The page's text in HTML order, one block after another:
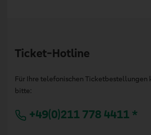
Ticket-Hotline
Für Ihre telefonischen Ticketbestellungen
bitte:
+49(0)211 778 4411 *